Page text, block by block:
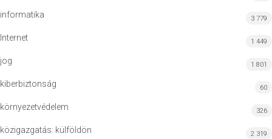
informatika 3 779
Internet 1 449
jog 1 801
kiberbiztonság 60
környezetvédelem 326
közigazgatás: külföldön 2 319